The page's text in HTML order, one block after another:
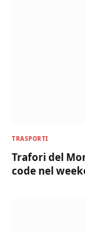
TRASPORTI
Trafori del
code nel